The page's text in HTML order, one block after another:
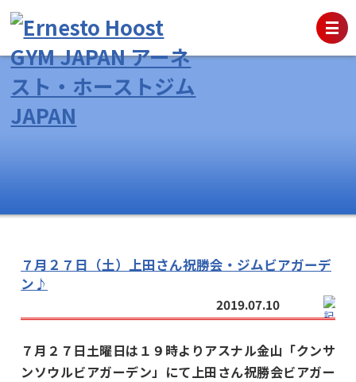
７月２７日（土）上田さん祝勝会・ジムビアガーデ
ン♪
2019.07.10
７月２７日土曜日は１９時よりアスナル金山「クンサ
ンソウルビアガーデン」にて上田さん祝勝会ビアガー